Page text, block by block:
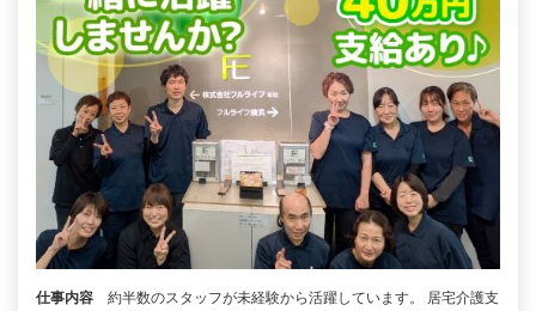
仕事内容
約半数のスタッフが未経験から活躍しています。 居宅介護支